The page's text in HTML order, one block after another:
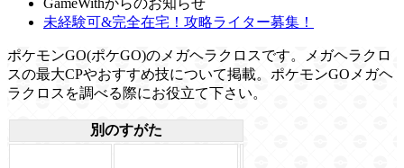
未経験可&完全在宅！攻略ライター募集！
ポケモンGO(ポケGO)のメガヘラクロスです。メガヘラクロ
スの最大CPやおすすめ技について掲載。ポケモンGOメガヘ
ラクロスを調べる際にお役立て下さい。
別のすがた